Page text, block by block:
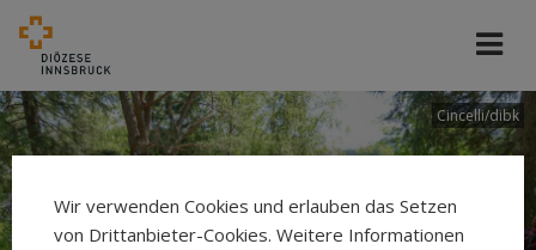
Cincelli/dibk
Wir verwenden Cookies und erlauben das Setzen
von Drittanbieter-Cookies. Weitere Informationen